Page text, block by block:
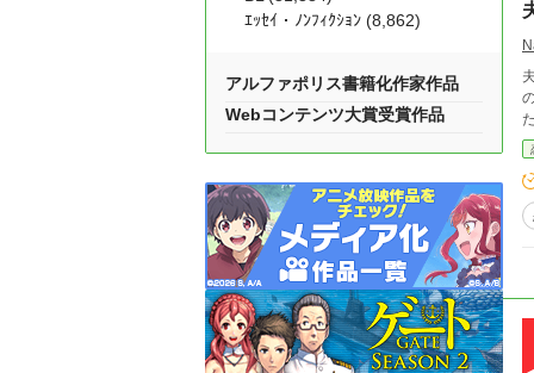
ｴｯｾｲ・ﾉﾝﾌｨｸｼｮﾝ (8,862)
アルファポリス書籍化作家作品
Webコンテンツ大賞受賞作品